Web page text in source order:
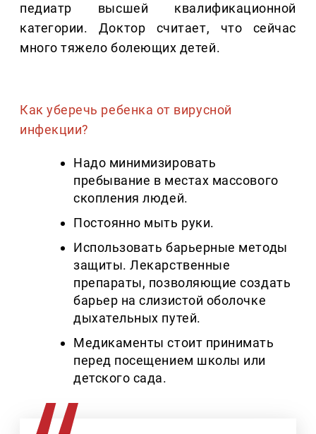
педиатр высшей квалификационной
категории. Доктор считает, что сейчас
много тяжело болеющих детей.
Как уберечь ребенка от вирусной
инфекции?
Надо минимизировать
пребывание в местах массового
скопления людей.
Постоянно мыть руки.
Использовать барьерные методы
защиты. Лекарственные
препараты, позволяющие создать
барьер на слизистой оболочке
дыхательных путей.
Медикаменты стоит принимать
перед посещением школы или
детского сада.